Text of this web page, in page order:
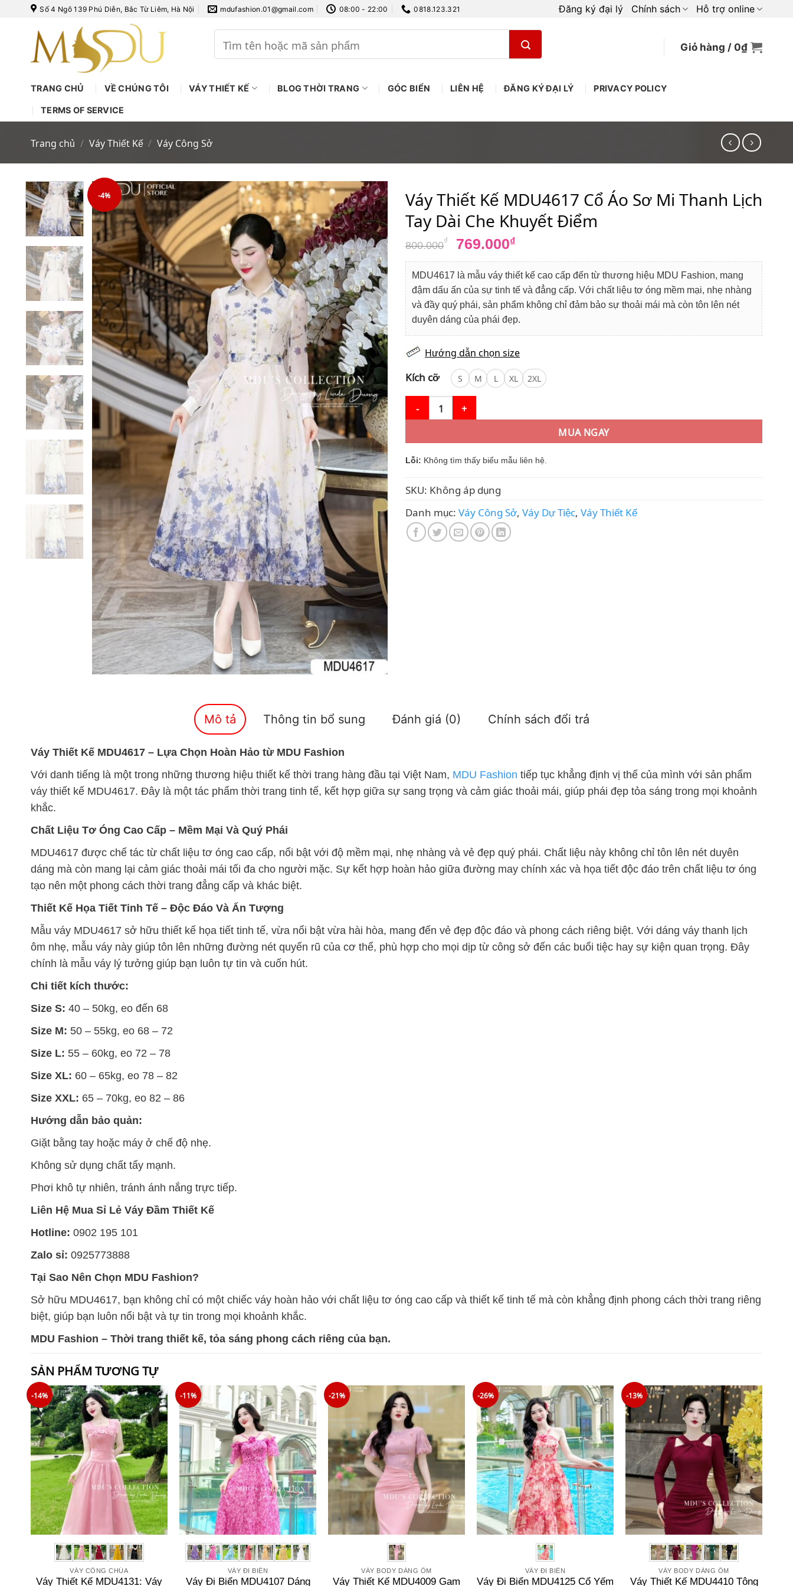
Số 4 Ngõ 139 Phú Diễn, Bắc Từ Liêm, Hà Nội mdufashion.01@gmail.com 08:00 - 22:00 0818.123.321 Đăng ký đại lý Chính sách Hỗ trợ online
Tìm
kiếm:
Giỏ hàng / 0₫
TRANG CHỦ VỀ CHÚNG TÔI VÁY THIẾT KẾ BLOG THỜI TRANG GÓC BIỂN LIÊN HỆ ĐĂNG KÝ ĐẠI LÝ PRIVACY POLICY
TERMS OF SERVICE
Trang chủ / Váy Thiết Kế / Váy Công Sở
-4% Váy Thiết Kế MDU4617 Cổ Áo Sơ Mi Thanh Lịch
Tay Dài Che Khuyết Điểm
800.000₫
Giá
là:
800.000₫.
769.000₫Giá
tại
là:
769.000₫.
MDU4617 là mẫu váy thiết kế cao cấp đến từ thương hiệu MDU Fashion, mang
đậm dấu ấn của sự tinh tế và đẳng cấp. Với chất liệu tơ óng mềm mại, nhẹ nhàng
và đầy quý phái, sản phẩm không chỉ đảm bảo sự thoải mái mà còn tôn lên nét
duyên dáng của phái đẹp.
Hướng dẫn chọn size
Kích cỡ S M L XL 2XL
Váy Thiết Kế MDU4617 Cổ Áo Sơ Mi Thanh Lịch Tay Dài Che Khuyết Điểm số lượng
MUA NGAY
Lỗi: Không tìm thấy biểu mẫu liên hệ.
SKU:Không áp dụng
Danh mục:Váy Công Sở,Váy Dự Tiệc,Váy Thiết Kế
Mô tả Thông tin bổ sung Đánh giá (0) Chính sách đổi trả
Váy Thiết Kế MDU4617 – Lựa Chọn Hoàn Hảo từ MDU Fashion
Với danh tiếng là một trong những thương hiệu thiết kế thời trang hàng đầu tại Việt Nam, MDU Fashion tiếp tục khẳng định vị thế của mình với sản phẩm
váy thiết kế MDU4617. Đây là một tác phẩm thời trang tinh tế, kết hợp giữa sự sang trọng và cảm giác thoải mái, giúp phái đẹp tỏa sáng trong mọi khoảnh
khắc.
Chất Liệu Tơ Óng Cao Cấp – Mềm Mại Và Quý Phái
MDU4617 được chế tác từ chất liệu tơ óng cao cấp, nổi bật với độ mềm mại, nhẹ nhàng và vẻ đẹp quý phái. Chất liệu này không chỉ tôn lên nét duyên
dáng mà còn mang lại cảm giác thoải mái tối đa cho người mặc. Sự kết hợp hoàn hảo giữa đường may chính xác và họa tiết độc đáo trên chất liệu tơ óng
tạo nên một phong cách thời trang đẳng cấp và khác biệt.
Thiết Kế Họa Tiết Tinh Tế – Độc Đáo Và Ấn Tượng
Mẫu váy MDU4617 sở hữu thiết kế họa tiết tinh tế, vừa nổi bật vừa hài hòa, mang đến vẻ đẹp độc đáo và phong cách riêng biệt. Với dáng váy thanh lịch
ôm nhẹ, mẫu váy này giúp tôn lên những đường nét quyến rũ của cơ thể, phù hợp cho mọi dịp từ công sở đến các buổi tiệc hay sự kiện quan trọng. Đây
chính là mẫu váy lý tưởng giúp bạn luôn tự tin và cuốn hút.
Chi tiết kích thước:
Size S: 40 – 50kg, eo đến 68
Size M: 50 – 55kg, eo 68 – 72
Size L: 55 – 60kg, eo 72 – 78
Size XL: 60 – 65kg, eo 78 – 82
Size XXL: 65 – 70kg, eo 82 – 86
Hướng dẫn bảo quản:
Giặt bằng tay hoặc máy ở chế độ nhẹ.
Không sử dụng chất tẩy mạnh.
Phơi khô tự nhiên, tránh ánh nắng trực tiếp.
Liên Hệ Mua Sỉ Lẻ Váy Đầm Thiết Kế
Hotline: 0902 195 101
Zalo sỉ: 0925773888
Tại Sao Nên Chọn MDU Fashion?
Sở hữu MDU4617, bạn không chỉ có một chiếc váy hoàn hảo với chất liệu tơ óng cao cấp và thiết kế tinh tế mà còn khẳng định phong cách thời trang riêng
biệt, giúp bạn luôn nổi bật và tự tin trong mọi khoảnh khắc.
MDU Fashion – Thời trang thiết kế, tỏa sáng phong cách riêng của bạn.
SẢN PHẨM TƯƠNG TỰ
-14%
VÁY CÔNG CHÚA
Váy Thiết Kế MDU4131: Váy
-11%
VÁY ĐI BIỂN
Váy Đi Biển MDU4107 Dáng
-21%
VÁY BODY DÁNG ÔM
Váy Thiết Kế MDU4009 Gam
-26%
VÁY ĐI BIỂN
Váy Đi Biển MDU4125 Cổ Yếm
-13%
VÁY BODY DÁNG ÔM
Váy Thiết Kế MDU4410 Tông